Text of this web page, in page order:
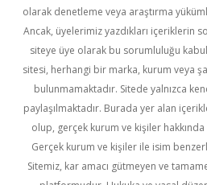
olarak denetleme veya araştırma
Ancak, üyelerimiz yazdıkları içeriklerin
siteye üye olarak bu sorumluluğu
sitesi, herhangi bir marka, kurum veya
bulunmamaktadır. Sitede yalnızca
paylaşılmaktadır. Burada yer alan
olup, gerçek kurum ve kişiler hakkında
Gerçek kurum ve kişiler ile isim
Sitemiz, kar amacı gütmeyen ve